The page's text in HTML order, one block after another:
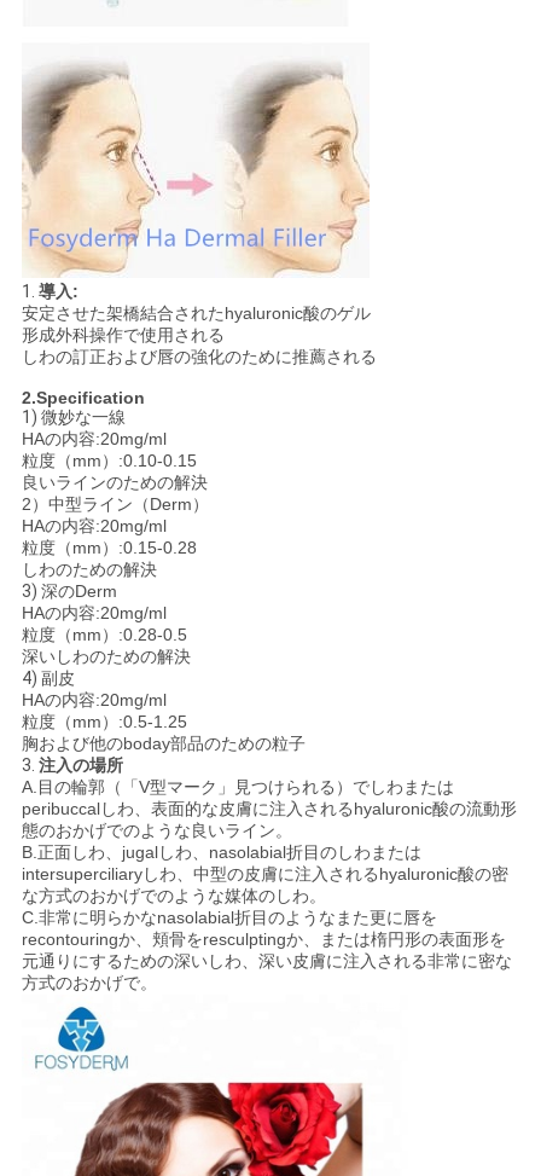
1. 導入:
安定させた架橋結合されたhyaluronic酸のゲル
形成外科操作で使用される
しわの訂正および唇の強化のために推薦される
2.Specification
1) 微妙な一線
HAの内容:20mg/ml
粒度（mm）:0.10-0.15
良いラインのための解決
2）中型ライン（Derm）
HAの内容:20mg/ml
粒度（mm）:0.15-0.28
しわのための解決
3) 深のDerm
HAの内容:20mg/ml
粒度（mm）:0.28-0.5
深いしわのための解決
4) 副皮
HAの内容:20mg/ml
粒度（mm）:0.5-1.25
胸および他のboday部品のための粒子
3. 注入の場所
A.目の輪郭（「V型マーク」見つけられる）でしわまたは
peribuccalしわ、表面的な皮膚に注入されるhyaluronic酸の流動形
態のおかげでのような良いライン。
B.正面しわ、jugalしわ、nasolabial折目のしわまたは
intersuperciliaryしわ、中型の皮膚に注入されるhyaluronic酸の密
な方式のおかげでのような媒体のしわ。
C.非常に明らかなnasolabial折目のようなまた更に唇を
recontouringか、頬骨をresculptingか、または楕円形の表面形を
元通りにするための深いしわ、深い皮膚に注入される非常に密な
方式のおかげで。